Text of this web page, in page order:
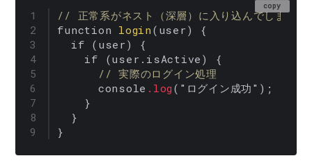
copy
// 正常系がネスト（深層）に入り込んでしまう
function login (user) {
  if (user) {
    if (user.isActive) {
// 実際のログイン処理
      console
.log ("ログイン成功");
    }
  }
}